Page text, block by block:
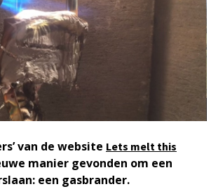
van de website Lets melt this
manier gevonden om een
een gasbrander.